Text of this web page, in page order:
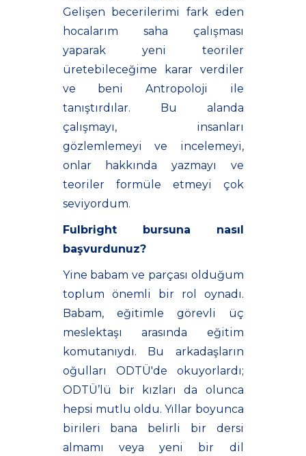
Gelişen becerilerimi fark eden
hocalarım saha çalışması
yaparak yeni teoriler
üretebileceğime karar verdiler
ve beni Antropoloji ile
tanıştırdılar. Bu alanda
çalışmayı, insanları
gözlemlemeyi ve incelemeyi,
onlar hakkında yazmayı ve
teoriler formüle etmeyi çok
seviyordum.
Fulbright bursuna nasıl
başvurdunuz?
Yine babam ve parçası olduğum
toplum önemli bir rol oynadı.
Babam, eğitimle görevli üç
meslektaşı arasında eğitim
komutanıydı. Bu arkadaşların
oğulları ODTÜ'de okuyorlardı;
ODTÜ’lü bir kızları da olunca
hepsi mutlu oldu. Yıllar boyunca
birileri bana belirli bir dersi
almamı veya yeni bir dil